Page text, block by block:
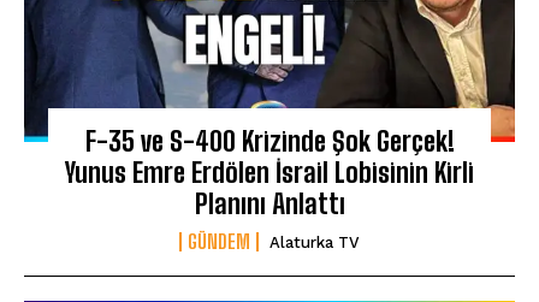
F-35 ve S-400 Krizinde Şok Gerçek!
Yunus Emre Erdölen İsrail Lobisinin Kirli
Planını Anlattı
GÜNDEM Alaturka TV